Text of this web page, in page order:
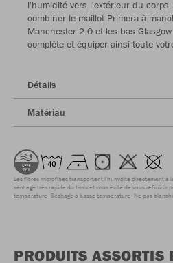
l'humidité vers l'extérieur du
combiner le maillot Primera à
Manchester 2.0 et les bas
complète et équiper ainsi toute
Détails
Matériau
Les fibres microfines transportent l'humidité directement à
séchage très rapide du tissu et vous évite de vous refroidir
température Séchage à basse température Ne pas
PRODUITS ASSORTIS